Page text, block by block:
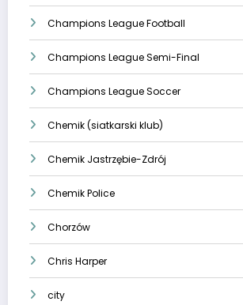
Champions League Football
Champions League Semi-Final
Champions League Soccer
Chemik (siatkarski klub)
Chemik Jastrzębie-Zdrój
Chemik Police
Chorzów
Chris Harper
city